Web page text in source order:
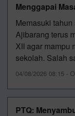
Menggapai
Memasuki
Ajibarang terus
XII agar mampu
sekolah. Salah
04/08/2026 08:15 -
PTQ: